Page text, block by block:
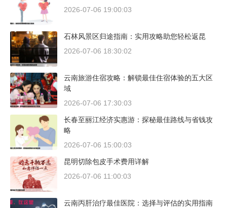
2026-07-06 19:00:03
石林风景区归途指南：实用攻略助您轻松返昆
2026-07-06 18:30:02
云南旅游住宿攻略：解锁最佳住宿体验的五大区
域
2026-07-06 17:30:03
长春至丽江经济实惠游：探秘最佳路线与省钱攻
略
2026-07-06 15:00:03
昆明切除包皮手术费用详解
2026-07-06 11:00:03
云南丙肝治疗最佳医院：选择与评估的实用指南